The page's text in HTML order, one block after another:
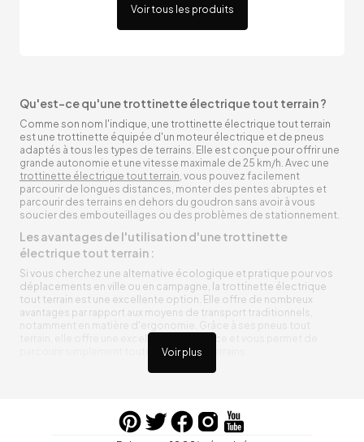
Voir tous les produits
Voir plus
Qu'est-ce qu'une trottinette électrique tout terrain ?
Comme son nom l'indique, une trottinette électrique tout terrain
est une trottinette équipée d'un moteur électrique et de pneus
adaptés à tous les types de terrains. Elle est conçue pour offrir une
grande autonomie et une vitesse maximale de 25 km/h. Avec une
trottinette électrique tout terrain, vous pouvez facilement
parcourir de longues distances, monter des pentes abruptes et
parcourir des terrains en dehors du goudron sans avoir à vous
soucier des embouteillages ou des problèmes de stationnement.
Les avantages de l'utilisation d'une trottinette
électrique tout terrain :
Si vous cherchez une alternative écologique et pratique pour vos
déplacements en ville ou en campagne, la trottinette électrique
tout terrain est une excellente option. Elle offre de nombreux
avantages par rapport aux moyens de transport traditionnels,
notamment en matière d'ergonomie. Grâce à ses pneus tout
terrain, elle offre une excellente adhérence et vous permet de
parcourir simplement toutes sortes de terrains.
Trottinette électrique tout terrain ergonomique
entre vos trajets, vous n’aurez pas à vous soucier de l’état de sa
batterie. De plus, elle est équipée de pneus résistants qui peuvent